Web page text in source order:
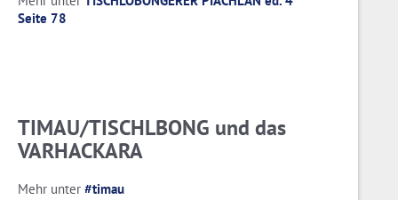
Seite 78
TIMAU/TISCHLBONG und das
VARHACKARA
Mehr unter #timau